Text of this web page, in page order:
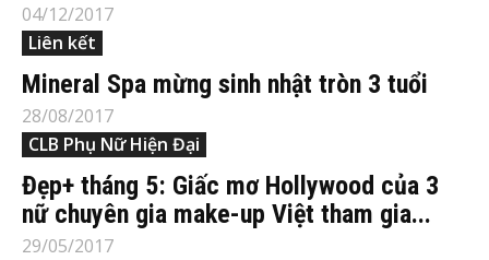
04/12/2017
Liên kết
Mineral Spa mừng sinh nhật tròn 3 tuổi
28/08/2017
CLB Phụ Nữ Hiện Đại
Đẹp+ tháng 5: Giấc mơ Hollywood của 3
nữ chuyên gia make-up Việt tham gia...
29/05/2017